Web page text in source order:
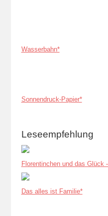
Wasserbahn*
Sonnendruck-Papier*
Leseempfehlung
Florentinchen und das Glück
Das alles ist Familie*